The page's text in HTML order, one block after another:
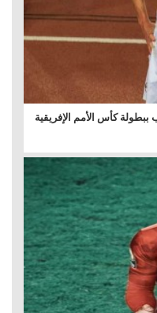
كأس الأمم الإفريقية